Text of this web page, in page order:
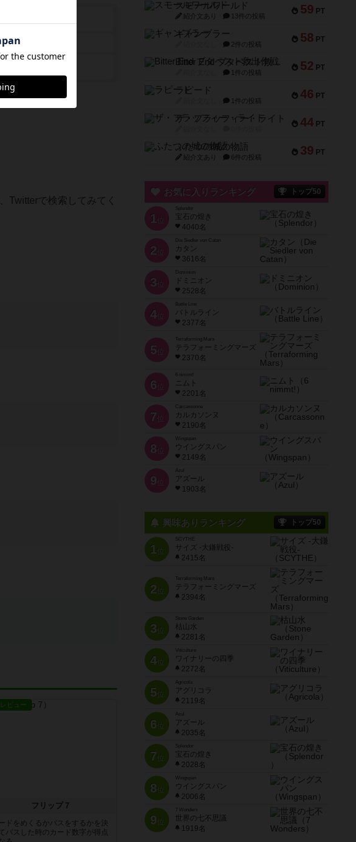
Twitterで検索してみてく
レビュー
フリップ７
ドをめくるかパスをするかを決
パスした時のカード数字が得点
59 PT
スモールワールド
紹介文あり 13件の投稿
58 PT
ギャンブラー
2件の投稿
52 PT
Bitter End ブタペスト救出作戦
1件の投稿
46 PT
ラピード
1件の投稿
44 PT
ザ・フラッフィー・ライト
39 PT
ふたつの城の物語
紹介文あり 6件の投稿
お気に入りランキング トップ50
1 位
宝石の煌き
4040名
2 位
Die Siedler von Catan
カタン
3616名
3 位
ドミニオン
2528名
4位
Battle Line
バトルライン
2377名
5 位
Terraforming Mars
テラフォーミングマーズ
2370名
6 位
ニムト
2201名
7 位
Carcassonne
カルカソンヌ
2190名
8 位
Wingspan
ウイングスパン
2149名
9 位
Azul
アズール
1903名
興味ありランキング トップ50
1位
SCYTHE
サイズ -大鎌戦役-
2415名
2位
Terraforming Mars
テラフォーミングマーズ
2394名
3位
Stone Garden
枯山水
2281名
4位
Viticulture
ワイナリーの四季
2272名
5位
Agricola
アグリコラ
2119名
6位
Azul
アズール
2035名
7位
宝石の煌き
2028名
8位
Wingspan
ウイングスパン
2006名
9位
7 Wonders
世界の七不思議
1919名